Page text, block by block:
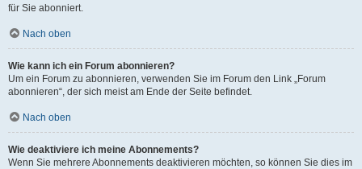
für Sie abonniert.
Nach oben
Wie kann ich ein Forum abonnieren?
Um ein Forum zu abonnieren, verwenden Sie im Forum den Link „Forum
abonnieren“, der sich meist am Ende der Seite befindet.
Nach oben
Wie deaktiviere ich meine Abonnements?
Wenn Sie mehrere Abonnements deaktivieren möchten, so können Sie dies im